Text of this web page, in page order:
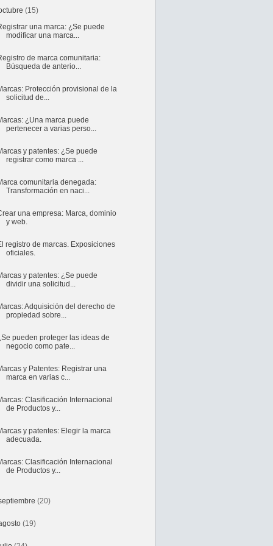
(15)
una marca: ¿Se puede
modificar una marca...
de marca comunitaria:
Búsqueda de anterio...
Protección provisional de la
solicitud de...
¿Una marca puede
pertenecer a varias perso...
y patentes: ¿Se puede
registrar como marca ...
comunitaria denegada:
Transformación en naci...
una empresa: Marca, dominio
y web.
registro de marcas. Exposiciones
oficiales.
y patentes: ¿Se puede
dividir una solicitud...
Adquisición del derecho de
propiedad sobre...
pueden proteger las ideas de
negocio como pate...
y Patentes: Registrar una
marca en varias c...
Clasificación Internacional
de Productos y...
y patentes: Elegir la marca
adecuada.
Clasificación Internacional
de Productos y...
(20)
(19)